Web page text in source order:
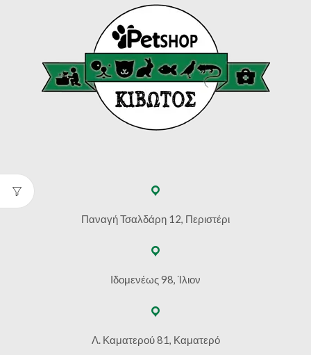
Παναγή Τσαλδάρη 12, Περιστέρι
Ιδομενέως 98, Ίλιον
Λ. Καματερού 81, Καματερό